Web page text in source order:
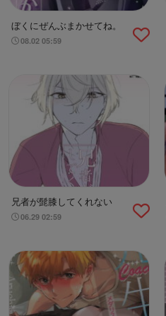
ぼくにぜんぶまかせてね。
08.02 05:59
兄者が髭膝してくれない
06.29 02:59